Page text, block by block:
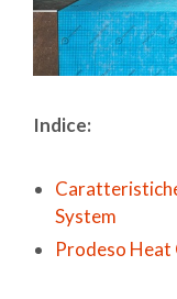
Indice:
System
Prodeso Heat